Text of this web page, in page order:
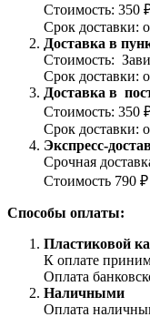
Стоимость: 350
Срок доставки:
Доставка в
Стоимость:
Срок доставки:
Доставка в
Стоимость: 350
Срок доставки:
Экспресс-
Срочная
Стоимость 790 ₽
Способы оплаты:
Пластиковой
К оплате
Оплата
Наличными
Оплата